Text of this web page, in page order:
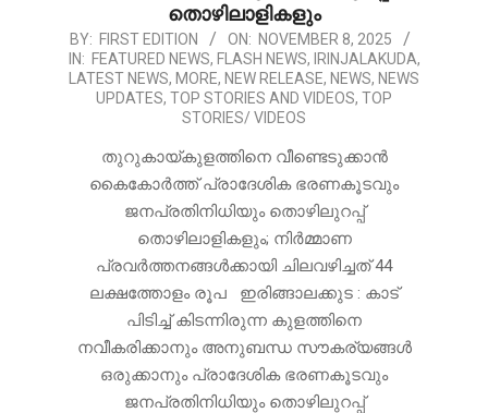
തൊഴിലാളികളും
2025-
11-
BY: FIRST EDITION ON: NOVEMBER 8, 2025
IN: FEATURED NEWS, FLASH NEWS, IRINJALAKUDA,
LATEST NEWS, MORE, NEW RELEASE, NEWS, NEWS
UPDATES, TOP STORIES AND VIDEOS, TOP
STORIES/ VIDEOS
തുറുകായ്കുളത്തിനെ വീണ്ടെടുക്കാൻ
കൈകോർത്ത് പ്രാദേശിക ഭരണകൂടവും
ജനപ്രതിനിധിയും തൊഴിലുറപ്പ്
തൊഴിലാളികളും; നിർമ്മാണ
പ്രവർത്തനങ്ങൾക്കായി ചിലവഴിച്ചത് 44
ലക്ഷത്തോളം രൂപ ഇരിങ്ങാലക്കുട : കാട്
പിടിച്ച് കിടന്നിരുന്ന കുളത്തിനെ
നവീകരിക്കാനും അനുബന്ധ സൗകര്യങ്ങൾ
ഒരുക്കാനും പ്രാദേശിക ഭരണകൂടവും
ജനപ്രതിനിധിയും തൊഴിലുറപ്പ്